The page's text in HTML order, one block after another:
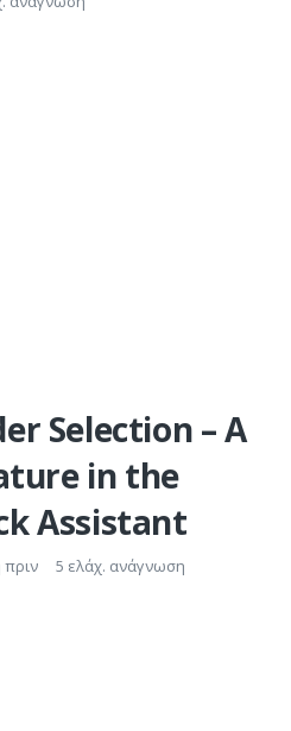
Selection – A
in the
Assistant
πριν 5 ελάχ. ανάγνωση